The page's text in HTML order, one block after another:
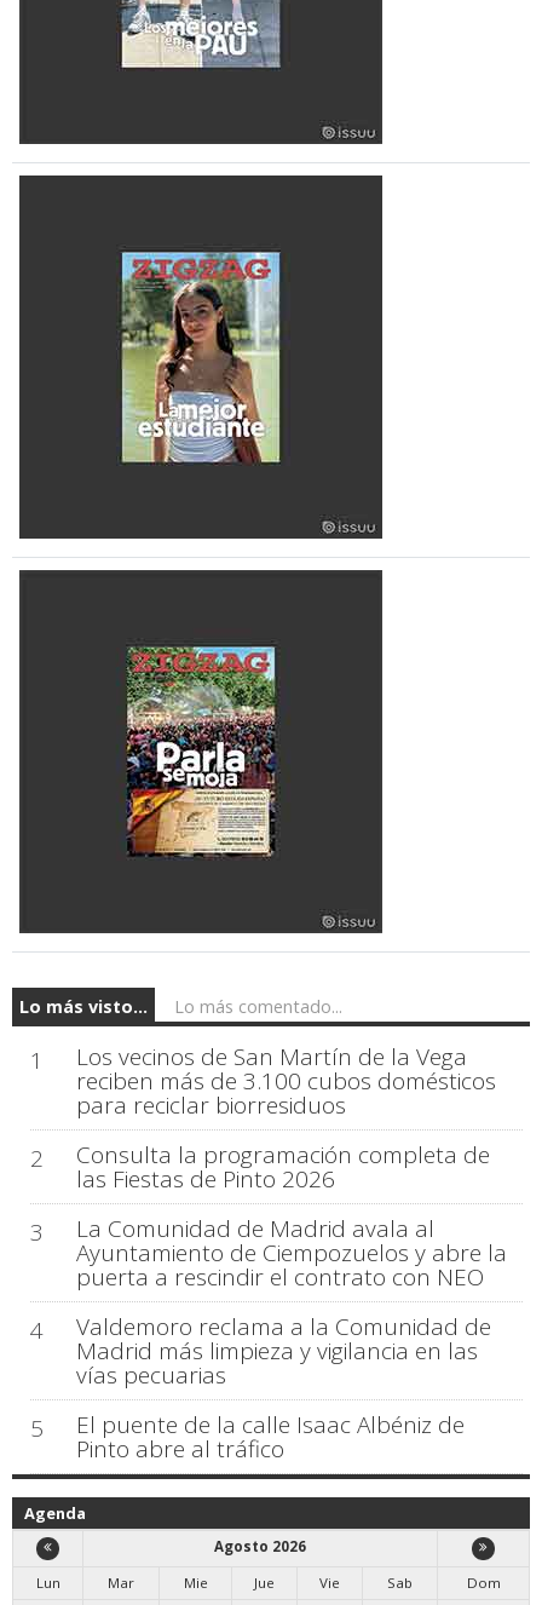
Lo más visto... Lo más comentado...
1 Los vecinos de San Martín de la Vega
reciben más de 3.100 cubos domésticos
para reciclar biorresiduos
2
Consulta la programación completa de
las Fiestas de Pinto 2026
3
La Comunidad de Madrid avala al
Ayuntamiento de Ciempozuelos y abre la
puerta a rescindir el contrato con NEO
4
Valdemoro reclama a la Comunidad de
Madrid más limpieza y vigilancia en las
vías pecuarias
5
El puente de la calle Isaac Albéniz de
Pinto abre al tráfico
Agenda
Agosto 2026
Lun
Mar Mie Jue Vie Sab
Dom